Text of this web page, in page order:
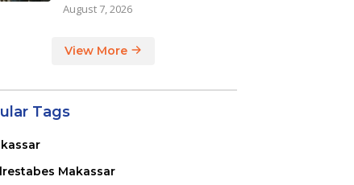
August 7, 2026
View More
Tags
Makassar